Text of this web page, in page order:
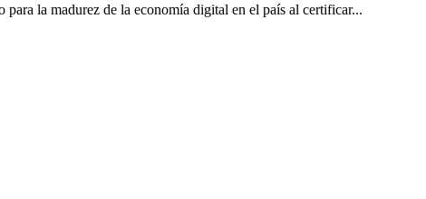
la madurez de la economía digital en el país al certificar...